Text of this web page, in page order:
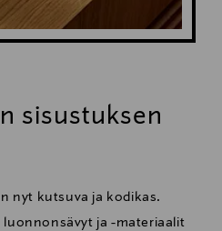
sisustuksen
nyt kutsuva ja kodikas.
ja -materiaalit